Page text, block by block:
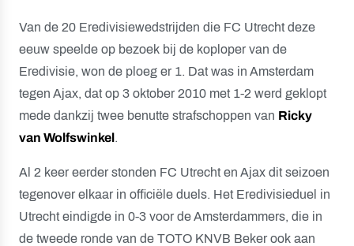
Van de 20 Eredivisiewedstrijden die FC Utrecht deze
eeuw speelde op bezoek bij de koploper van de
Eredivisie, won de ploeg er 1. Dat was in Amsterdam
tegen Ajax, dat op 3 oktober 2010 met 1-2 werd geklopt
mede dankzij twee benutte strafschoppen van Ricky
van Wolfswinkel.
Al 2 keer eerder stonden FC Utrecht en Ajax dit seizoen
tegenover elkaar in officiële duels. Het Eredivisieduel in
Utrecht eindigde in 0-3 voor de Amsterdammers, die in
de tweede ronde van de TOTO KNVB Beker ook aan